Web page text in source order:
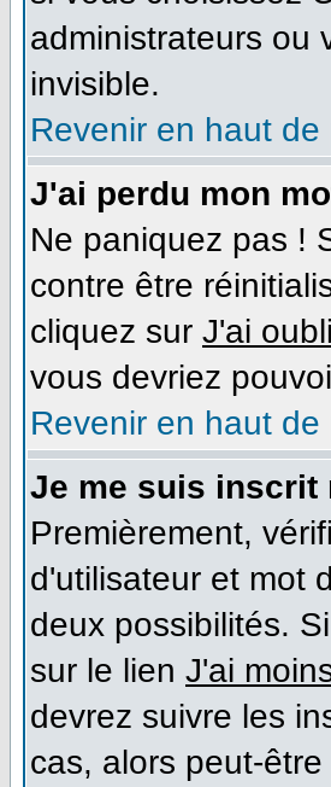
administrateurs ou
invisible.
Revenir en haut de
J'ai perdu mon
Ne paniquez pas !
contre être
cliquez sur J'ai
vous devriez
Revenir en haut de
Je me suis inscrit
Premièrement,
d'utilisateur et mot
deux possibilités.
sur le lien J'ai
devrez suivre les
cas, alors peut-